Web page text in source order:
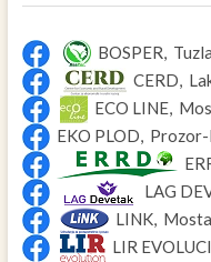
BOSPER, Tuzla
CERD,
ECO LINE,
EKO PLOD, Prozor-
LAG
LINK,
LIR